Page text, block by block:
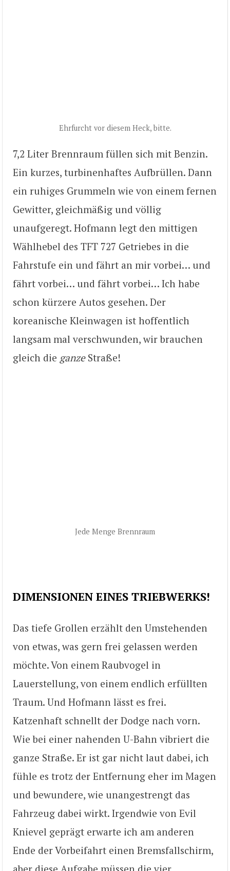
Ehrfurcht vor diesem Heck, bitte.
7,2 Liter Brennraum füllen sich mit Benzin.
Ein kurzes, turbinenhaftes Aufbrüllen. Dann
ein ruhiges Grummeln wie von einem fernen
Gewitter, gleichmäßig und völlig
unaufgeregt. Hofmann legt den mittigen
Wählhebel des TFT 727 Getriebes in die
Fahrstufe ein und fährt an mir vorbei… und
fährt vorbei… und fährt vorbei… Ich habe
schon kürzere Autos gesehen. Der
koreanische Kleinwagen ist hoffentlich
langsam mal verschwunden, wir brauchen
gleich die ganzeStraße!
Jede Menge Brennraum
DIMENSIONEN EINES TRIEBWERKS!
Das tiefe Grollen erzählt den Umstehenden
von etwas, was gern frei gelassen werden
möchte. Von einem Raubvogel in
Lauerstellung, von einem endlich erfüllten
Traum. Und Hofmann lässt es frei.
Katzenhaft schnellt der Dodge nach vorn.
Wie bei einer nahenden U-Bahn vibriert die
ganze Straße. Er ist gar nicht laut dabei, ich
fühle es trotz der Entfernung eher im Magen
und bewundere, wie unangestrengt das
Fahrzeug dabei wirkt. Irgendwie von Evil
Knievel geprägt erwarte ich am anderen
Ende der Vorbeifahrt einen Bremsfallschirm,